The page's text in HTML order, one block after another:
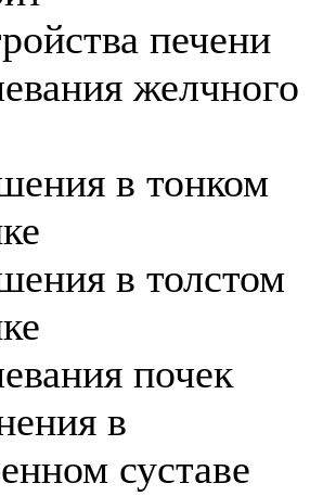
печени
желчного
в тонком
в толстом
почек
в
суставе